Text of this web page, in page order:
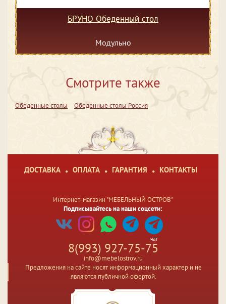
БРУНО Обеденный стол
Модульно
Смотрите также
Обеденные столы Обеденные столы Россия
ДОСТАВКА ОПЛАТА ГАРАНТИЯ КОНТАКТЫ
Интернет-магазин "МЕБЕЛЬНЫЙ ОСТРОВ"
Подписывайтесь на наши соцсети:
чат
8(993) 927-75-75
info@mebelostrov.ru
Предложения на сайте носят информационный характер и не
являются публичной офертой.